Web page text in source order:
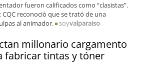
fueron calificados como “clasistas”.
reconoció que se trató de una
al animador.
soyvalparaiso
millonario cargamento
fabricar tintas y tóner